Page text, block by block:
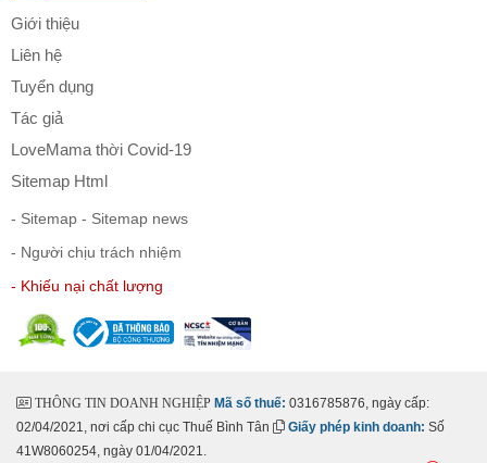
Giới thiệu
Liên hệ
Tuyển dụng
Tác giả
LoveMama thời Covid-19
Sitemap Html
- Sitemap - Sitemap news
- Người chịu trách nhiệm
- Khiếu nại chất lượng
THÔNG TIN DOANH NGHIỆP Mã số thuế: 0316785876, ngày cấp:
02/04/2021, nơi cấp chi cục Thuế Bình Tân
Giấy phép kinh doanh: Số
41W8060254, ngày 01/04/2021.